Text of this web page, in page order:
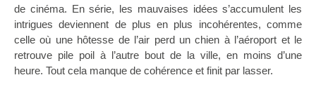
de cinéma. En série, les mauvaises idées s’accumulent les
intrigues deviennent de plus en plus incohérentes, comme
celle où une hôtesse de l’air perd un chien à l’aéroport et le
retrouve pile poil à l’autre bout de la ville, en moins d’une
heure. Tout cela manque de cohérence et finit par lasser.